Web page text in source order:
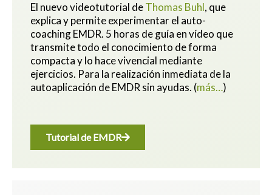
El nuevo videotutorial deThomas Buhl, que
explica y permite experimentar el auto-
coaching EMDR. 5 horas de guía en vídeo que
transmite todo el conocimiento de forma
compacta y lo hace vivencial mediante
ejercicios. Para la realización inmediata de la
autoaplicación de EMDR sin ayudas. (más…)
Tutorial de EMDR